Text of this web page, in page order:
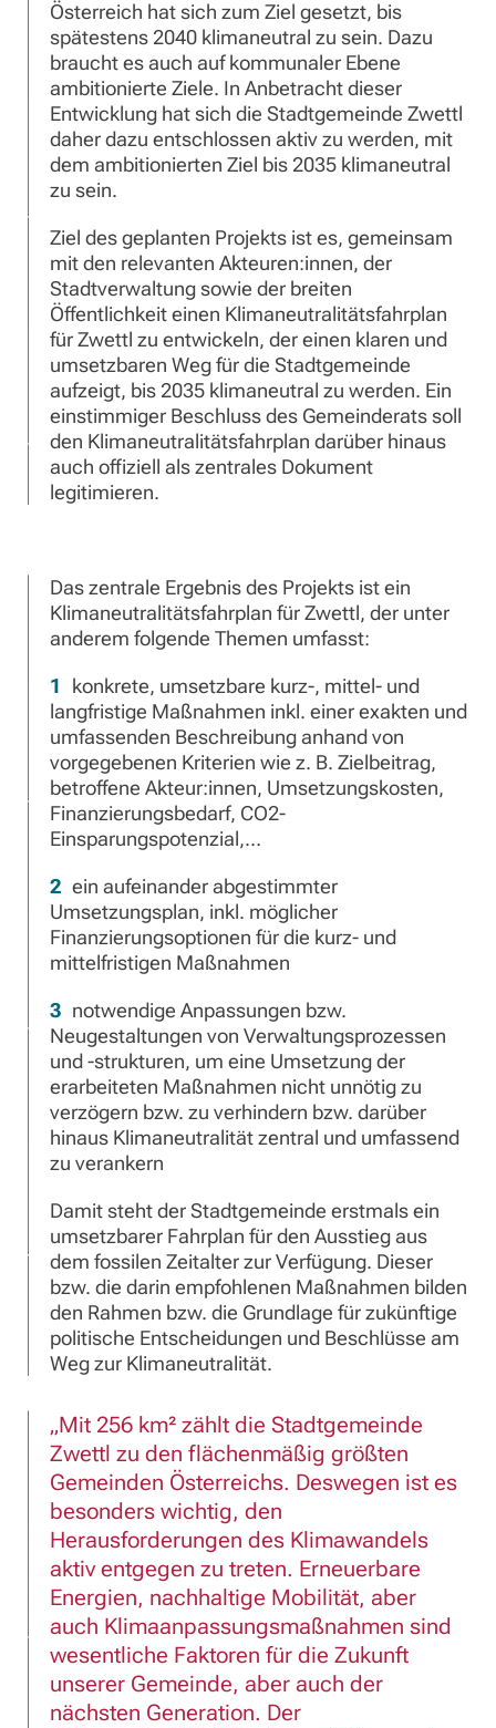
Österreich hat sich zum Ziel gesetzt, bis
spätestens 2040 klimaneutral zu sein. Dazu
braucht es auch auf kommunaler Ebene
ambitionierte Ziele. In Anbetracht dieser
Entwicklung hat sich die Stadtgemeinde Zwettl
daher dazu entschlossen aktiv zu werden, mit
dem ambitionierten Ziel bis 2035 klimaneutral
zu sein.
Ziel des geplanten Projekts ist es, gemeinsam
mit den relevanten Akteuren:innen, der
Stadtverwaltung sowie der breiten
Öffentlichkeit einen Klimaneutralitätsfahrplan
für Zwettl zu entwickeln, der einen klaren und
umsetzbaren Weg für die Stadtgemeinde
aufzeigt, bis 2035 klimaneutral zu werden. Ein
einstimmiger Beschluss des Gemeinderats soll
den Klimaneutralitätsfahrplan darüber hinaus
auch offiziell als zentrales Dokument
legitimieren.
Das zentrale Ergebnis des Projekts ist ein
Klimaneutralitätsfahrplan für Zwettl, der unter
anderem folgende Themen umfasst:
konkrete, umsetzbare kurz-, mittel- und
langfristige Maßnahmen inkl. einer exakten und
umfassenden Beschreibung anhand von
vorgegebenen Kriterien wie z. B. Zielbeitrag,
betroffene Akteur:innen, Umsetzungskosten,
Finanzierungsbedarf, CO2-
Einsparungspotenzial,…
ein aufeinander abgestimmter
Umsetzungsplan, inkl. möglicher
Finanzierungsoptionen für die kurz- und
mittelfristigen Maßnahmen
notwendige Anpassungen bzw.
Neugestaltungen von Verwaltungsprozessen
und -strukturen, um eine Umsetzung der
erarbeiteten Maßnahmen nicht unnötig zu
verzögern bzw. zu verhindern bzw. darüber
hinaus Klimaneutralität zentral und umfassend
zu verankern
Damit steht der Stadtgemeinde erstmals ein
umsetzbarer Fahrplan für den Ausstieg aus
dem fossilen Zeitalter zur Verfügung. Dieser
bzw. die darin empfohlenen Maßnahmen bilden
den Rahmen bzw. die Grundlage für zukünftige
politische Entscheidungen und Beschlüsse am
Weg zur Klimaneutralität.
Mit 256 km² zählt die Stadtgemeinde
Zwettl zu den flächenmäßig größten
Gemeinden Österreichs. Deswegen ist es
besonders wichtig, den
Herausforderungen des Klimawandels
aktiv entgegen zu treten. Erneuerbare
Energien, nachhaltige Mobilität, aber
auch Klimaanpassungsmaßnahmen sind
wesentliche Faktoren für die Zukunft
unserer Gemeinde, aber auch der
nächsten Generation. Der